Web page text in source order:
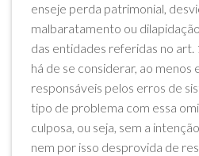
enseje perda patrimonial,
malbaratamento ou
das entidades referidas no art.
há de se considerar, ao menos
responsáveis pelos erros de
tipo de problema com essa
culposa, ou seja, sem a
nem por isso desprovida de